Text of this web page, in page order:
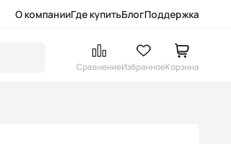
О компанииГде купитьБлогПоддержка
СравнениеИзбранноеКорзина